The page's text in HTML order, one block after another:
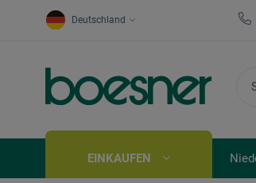
Deutschland
EINKAUFEN